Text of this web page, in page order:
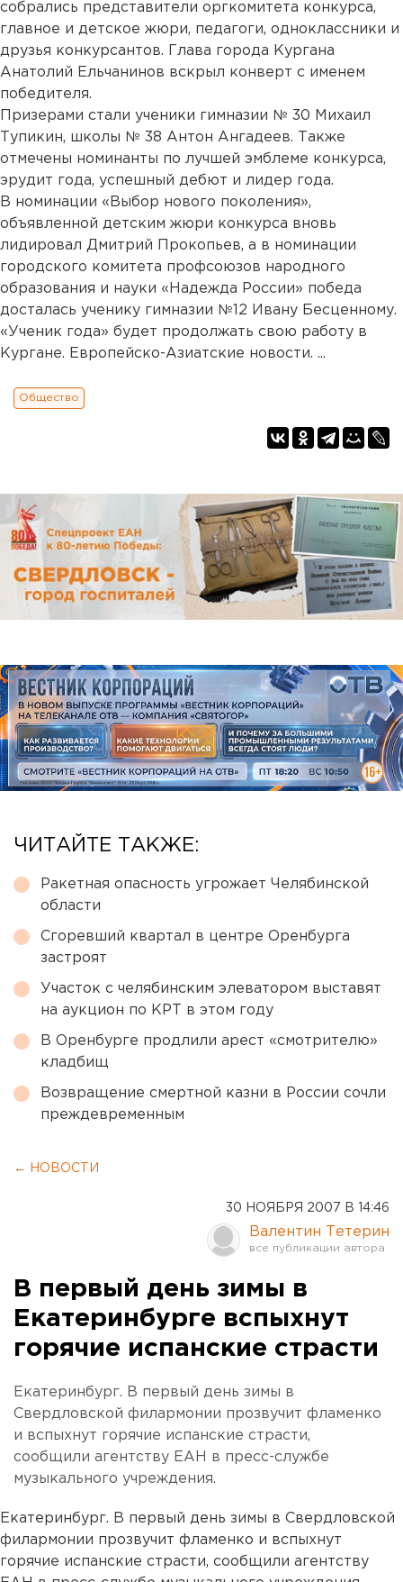
собрались представители оргкомитета конкурса,
главное и детское жюри, педагоги, одноклассники и
друзья конкурсантов. Глава города Кургана
Анатолий Ельчанинов вскрыл конверт с именем
победителя.
Призерами стали ученики гимназии № 30 Михаил
Тупикин, школы № 38 Антон Ангадеев. Также
отмечены номинанты по лучшей эмблеме конкурса,
эрудит года, успешный дебют и лидер года.
В номинации «Выбор нового поколения»,
объявленной детским жюри конкурса вновь
лидировал Дмитрий Прокопьев, а в номинации
городского комитета профсоюзов народного
образования и науки «Надежда России» победа
досталась ученику гимназии №12 Ивану Бесценному.
«Ученик года» будет продолжать свою работу в
Кургане. Европейско-Азиатские новости. ...
Общество
ЧИТАЙТЕ ТАКЖЕ:
Ракетная опасность угрожает Челябинской
области
Сгоревший квартал в центре Оренбурга
застроят
Участок с челябинским элеватором выставят
на аукцион по КРТ в этом году
В Оренбурге продлили арест «смотрителю»
кладбищ
Возвращение смертной казни в России сочли
преждевременным
← НОВОСТИ
30 НОЯБРЯ 2007 В 14:46
Валентин Тетерин
В первый день зимы в
Екатеринбурге вспыхнут
горячие испанские страсти
Екатеринбург. В первый день зимы в
Свердловской филармонии прозвучит фламенко
и вспыхнут горячие испанские страсти,
сообщили агентству ЕАН в пресс-службе
музыкального учреждения.
Екатеринбург. В первый день зимы в Свердловской
филармонии прозвучит фламенко и вспыхнут
горячие испанские страсти, сообщили агентству